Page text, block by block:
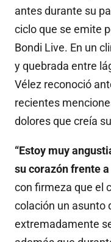
antes durante su
ciclo que se emite
Bondi Live. En un
y quebrada entre
Vélez reconoció
recientes
dolores que creía
“Estoy muy
su corazón frente
con firmeza que el
colación un asunto
extremadamente